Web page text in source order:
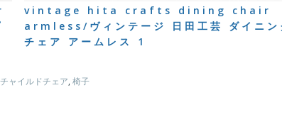
vintage hita crafts dining chair
armless/ヴィンテージ 日田工芸 ダイニン
チェア アームレス 1
チャイルドチェア, 椅子